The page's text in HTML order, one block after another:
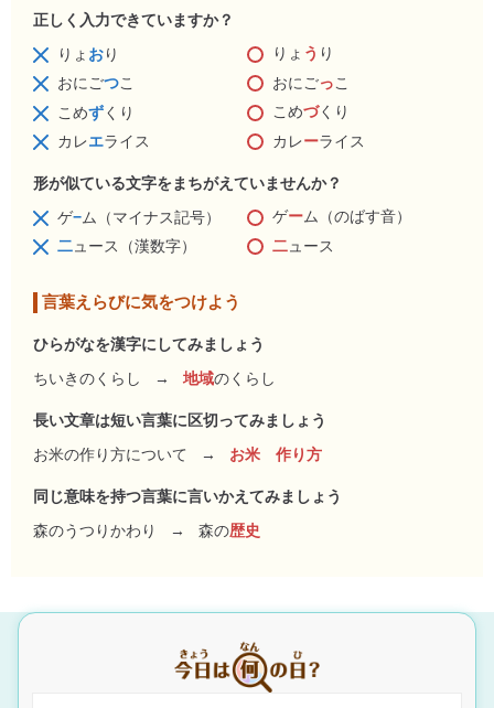
正しく入力できていますか？
りょ おり りょ う り
おにごつこ おにごっこ
こめずくり こめづくり
カレエライス カレーライス
形が似ている文字をまちがえていませんか？
ゲ−ム（マイナス記号） ゲーム（のばす音）
二ュース（漢数字） 二ュース
言葉えらびに気をつけよう
ひらがなを漢字にしてみましょう
ちいきのくらし
→ 地域のくらし
長い文章は短い言葉に区切ってみましょう
お米の作り方について
→ お米 作り方
同じ意味を持つ言葉に言いかえてみましょう
森のうつりかわり
→ 森の歴史